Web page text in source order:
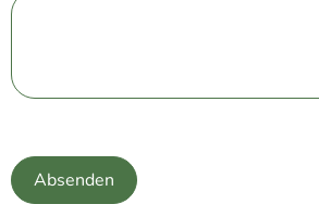
Absenden